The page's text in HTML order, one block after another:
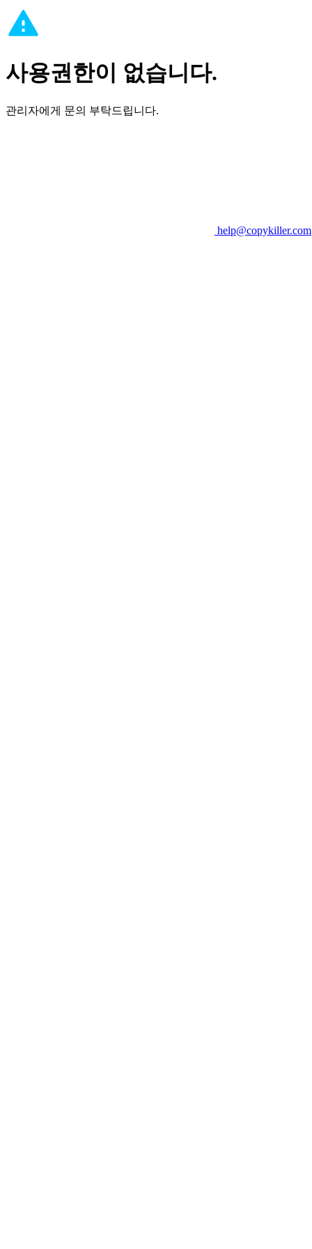
사용권한이 없습니다.
관리자에게 문의 부탁드립니다.
help@copykiller.com